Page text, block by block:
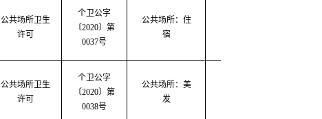
公共场所卫生
许可
个卫公字
〔2020〕第
0037号
公共场所：住
宿
公共场所卫生
许可
个卫公字
〔2020〕第
0038号
公共场所：美
发